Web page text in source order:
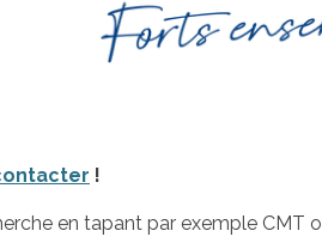
!
en tapant par exemple CMT